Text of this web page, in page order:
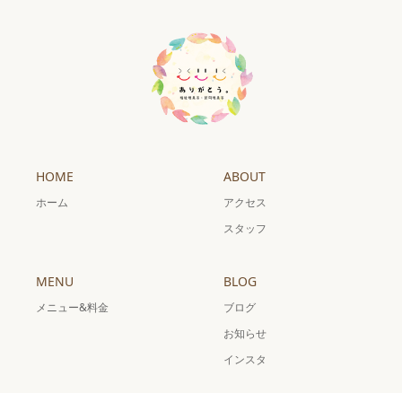
HOME
ホーム
ABOUT
アクセス
スタッフ
MENU
メニュー&料金
BLOG
ブログ
お知らせ
インスタ